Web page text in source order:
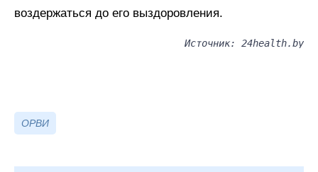
воздержаться до его выздоровления.
Источник: 24health.by
ОРВИ